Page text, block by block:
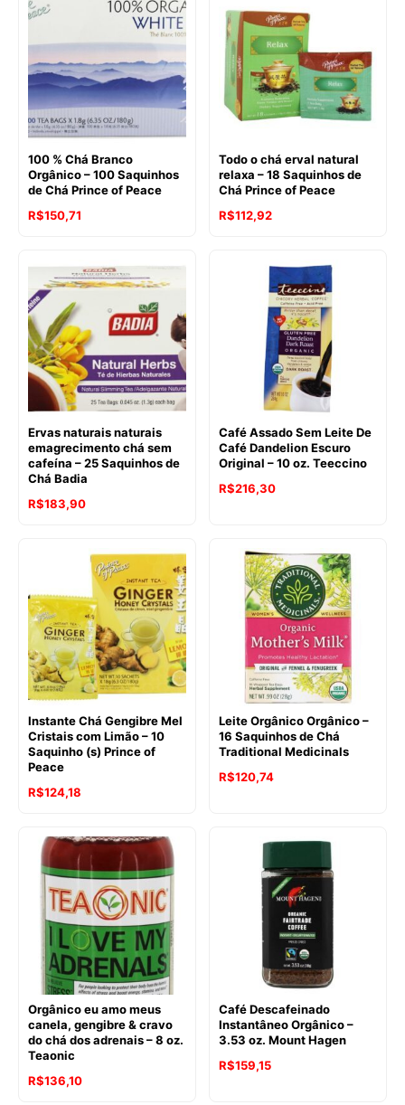
100 % Chá Branco
Orgânico – 100 Saquinhos
de Chá Prince of Peace
R$150,71
Todo o chá erval natural
relaxa – 18 Saquinhos de
Chá Prince of Peace
R$112,92
Ervas naturais naturais
emagrecimento chá sem
cafeína – 25 Saquinhos de
Chá Badia
R$183,90
Café Assado Sem Leite De
Café Dandelion Escuro
Original – 10 oz. Teeccino
O
R$231,77.
R$216,30O
é:
R$216,30.
Instante Chá Gengibre Mel
Cristais com Limão – 10
Saquinho (s) Prince of
Peace
R$124,18
Leite Orgânico Orgânico –
16 Saquinhos de Chá
Traditional Medicinals
R$120,74
Orgânico eu amo meus
canela, gengibre & cravo
do chá dos adrenais – 8 oz.
Teaonic
O
R$136,10O
Café Descafeinado
Instantâneo Orgânico –
3.53 oz. Mount Hagen
O
R$159,15O